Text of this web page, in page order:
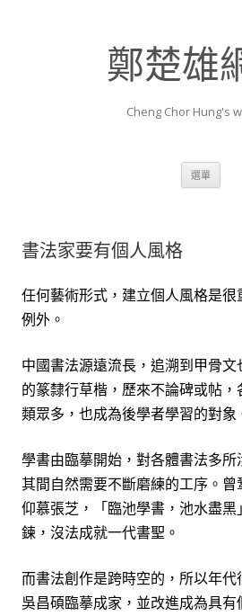
鄭楚雄
Cheng Chor Hung's
選單
書法家要有個人風格
任何藝術形式，建立個人風格是
例外。
中國書法源遠流長，追溯到甲骨
的篆隸行草楷，歷來不論碑或帖
類眾多，也成為後學者學習的對象
學書由臨摹開始，對各體書法多所
其間自然需要不斷磨練的工序。
仰慕張芝，「臨池學書，池水盡
鍊 ，沒法成就一代書聖。
而書法創作是跨時空的，所以年
吳昌碩臨摹成家，並改進成為具